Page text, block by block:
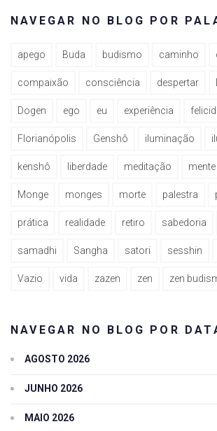
NAVEGAR NO BLOG POR
apego Buda budismo caminho
compaixão consciência despertar
Dogen ego eu experiência
Florianópolis Genshô iluminação
kenshô liberdade meditação mente
Monge monges morte palestra
prática realidade retiro sabedoria
samadhi Sangha satori sesshin
Vazio vida zazen zen zen
NAVEGAR NO BLOG POR
AGOSTO 2026
JUNHO 2026
MAIO 2026